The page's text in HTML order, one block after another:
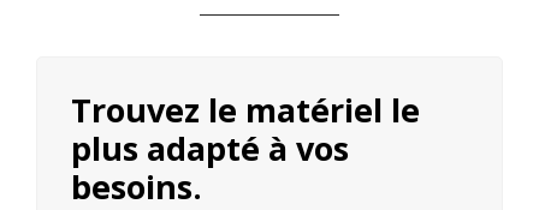
Trouvez le matériel le
plus adapté à vos
besoins.